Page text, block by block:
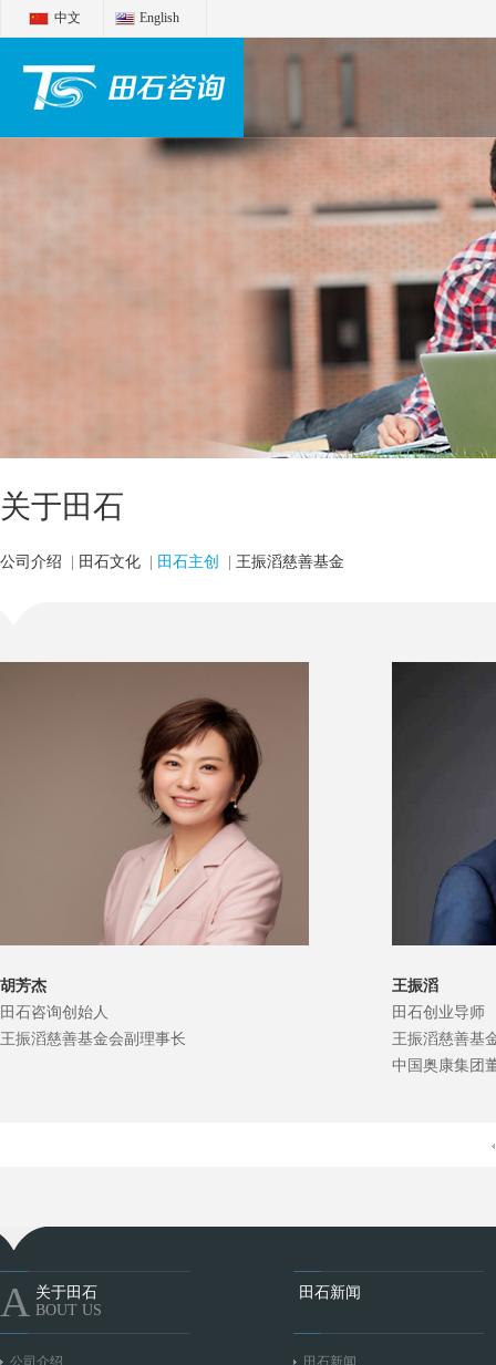
中文 English
关于田石
公司介绍 田石文化 田石主创 王振滔慈善基金
胡芳杰
田石咨询创始人
王振滔慈善基金会副理事长
王振滔
田石创业导师
王振滔慈善基
中国奥康集团
A 关于田石
BOUT US
公司介绍
田石新闻
田石新闻